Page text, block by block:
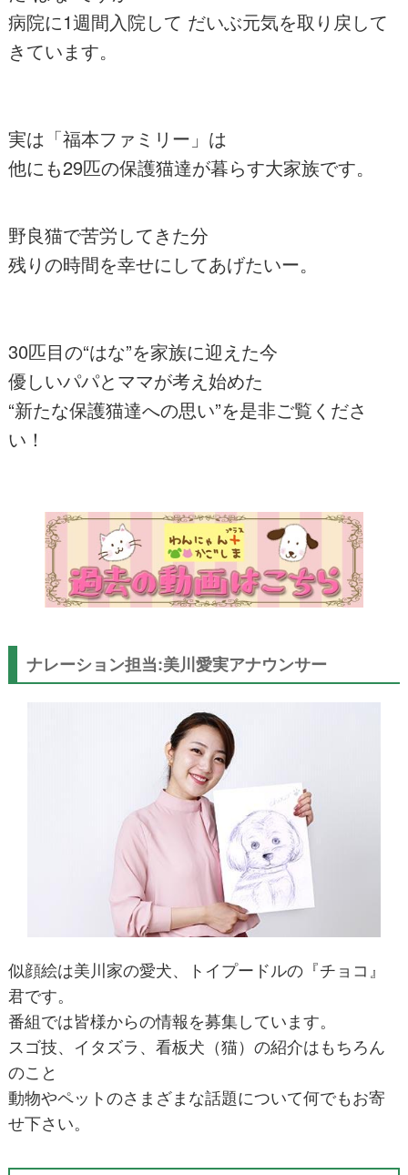
病院に1週間入院して だいぶ元気を取り戻して
きています。
実は「福本ファミリー」は
他にも29匹の保護猫達が暮らす大家族です。
野良猫で苦労してきた分
残りの時間を幸せにしてあげたいー。
30匹目の“はな”を家族に迎えた今
優しいパパとママが考え始めた
“新たな保護猫達への思い”を是非ご覧くださ
い！
ナレーション担当:美川愛実アナウンサー
似顔絵は美川家の愛犬、トイプードルの『チョコ』
君です。
番組では皆様からの情報を募集しています。
スゴ技、イタズラ、看板犬（猫）の紹介はもちろん
のこと
動物やペットのさまざまな話題について何でもお寄
せ下さい。